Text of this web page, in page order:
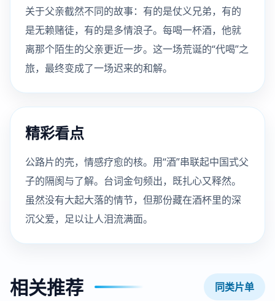
关于父亲截然不同的故事：有的是仗义兄弟，有的
是无赖赌徒，有的是多情浪子。每喝一杯酒，他就
离那个陌生的父亲更近一步。这一场荒诞的“代喝”之
旅，最终变成了一场迟来的和解。
精彩看点
公路片的壳，情感疗愈的核。用“酒”串联起中国式父
子的隔阂与了解。台词金句频出，既扎心又释然。
虽然没有大起大落的情节，但那份藏在酒杯里的深
沉父爱，足以让人泪流满面。
相关推荐 同类片单